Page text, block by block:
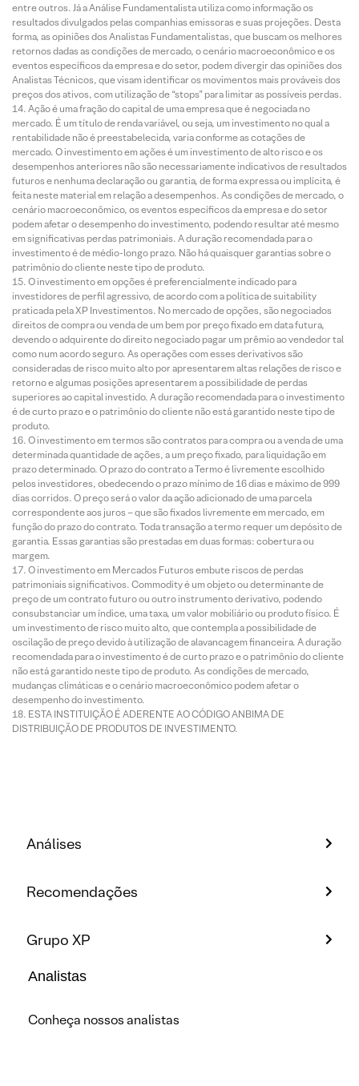
entre outros. Já a Análise Fundamentalista utiliza como informação os
resultados divulgados pelas companhias emissoras e suas projeções. Desta
forma, as opiniões dos Analistas Fundamentalistas, que buscam os melhores
retornos dadas as condições de mercado, o cenário macroeconômico e os
eventos específicos da empresa e do setor, podem divergir das opiniões dos
Analistas Técnicos, que visam identificar os movimentos mais prováveis dos
preços dos ativos, com utilização de “stops” para limitar as possíveis perdas.
Ação é uma fração do capital de uma empresa que é negociada no
mercado. É um título de renda variável, ou seja, um investimento no qual a
rentabilidade não é preestabelecida, varia conforme as cotações de
mercado. O investimento em ações é um investimento de alto risco e os
desempenhos anteriores não são necessariamente indicativos de resultados
futuros e nenhuma declaração ou garantia, de forma expressa ou implícita, é
feita neste material em relação a desempenhos. As condições de mercado, o
cenário macroeconômico, os eventos específicos da empresa e do setor
podem afetar o desempenho do investimento, podendo resultar até mesmo
em significativas perdas patrimoniais. A duração recomendada para o
investimento é de médio-longo prazo. Não há quaisquer garantias sobre o
patrimônio do cliente neste tipo de produto.
O investimento em opções é preferencialmente indicado para
investidores de perfil agressivo, de acordo com a política de suitability
praticada pela XP Investimentos. No mercado de opções, são negociados
direitos de compra ou venda de um bem por preço fixado em data futura,
devendo o adquirente do direito negociado pagar um prêmio ao vendedor tal
como num acordo seguro. As operações com esses derivativos são
consideradas de risco muito alto por apresentarem altas relações de risco e
retorno e algumas posições apresentarem a possibilidade de perdas
superiores ao capital investido. A duração recomendada para o investimento
é de curto prazo e o patrimônio do cliente não está garantido neste tipo de
produto.
O investimento em termos são contratos para compra ou a venda de uma
determinada quantidade de ações, a um preço fixado, para liquidação em
prazo determinado. O prazo do contrato a Termo é livremente escolhido
pelos investidores, obedecendo o prazo mínimo de 16 dias e máximo de 999
dias corridos. O preço será o valor da ação adicionado de uma parcela
correspondente aos juros – que são fixados livremente em mercado, em
função do prazo do contrato. Toda transação a termo requer um depósito de
garantia. Essas garantias são prestadas em duas formas: cobertura ou
margem.
O investimento em Mercados Futuros embute riscos de perdas
patrimoniais significativos. Commodity é um objeto ou determinante de
preço de um contrato futuro ou outro instrumento derivativo, podendo
consubstanciar um índice, uma taxa, um valor mobiliário ou produto físico. É
um investimento de risco muito alto, que contempla a possibilidade de
oscilação de preço devido à utilização de alavancagem financeira. A duração
recomendada para o investimento é de curto prazo e o patrimônio do cliente
não está garantido neste tipo de produto. As condições de mercado,
mudanças climáticas e o cenário macroeconômico podem afetar o
desempenho do investimento.
ESTA INSTITUIÇÃO É ADERENTE AO CÓDIGO ANBIMA DE
DISTRIBUIÇÃO DE PRODUTOS DE INVESTIMENTO.
Análises
Recomendações
Grupo XP
Analistas
Conheça nossos analistas